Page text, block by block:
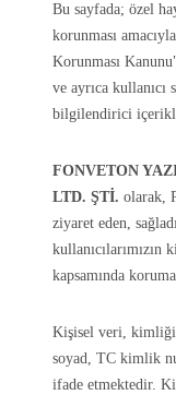
Bu sayfada; özel
korunması
Korunması
ve ayrıca
bilgilendirici
FONVETON
LTD. ŞTİ. olarak,
ziyaret eden,
kapsamında
Kişisel veri,
soyad, TC kimlik
ifade etmektedir.